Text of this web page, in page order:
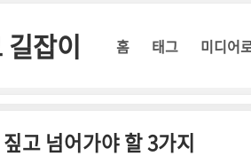
잡이 홈 태그 미디어
고 넘어가야 할 3가지